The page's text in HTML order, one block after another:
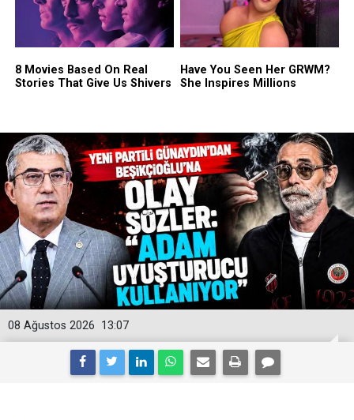
13:07
08 Ağustos 2026